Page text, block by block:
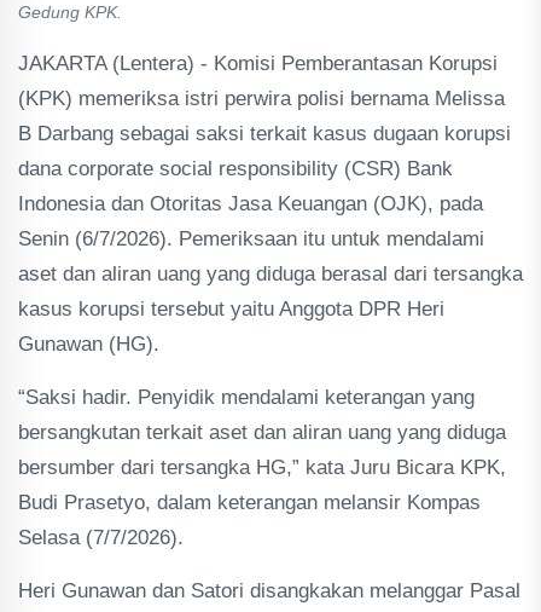
Gedung KPK.
JAKARTA (Lentera) - Komisi Pemberantasan Korupsi
(KPK) memeriksa istri perwira polisi bernama Melissa
B Darbang sebagai saksi terkait kasus dugaan korupsi
dana corporate social responsibility (CSR) Bank
Indonesia dan Otoritas Jasa Keuangan (OJK), pada
Senin (6/7/2026). Pemeriksaan itu untuk mendalami
aset dan aliran uang yang diduga berasal dari tersangka
kasus korupsi tersebut yaitu Anggota DPR Heri
Gunawan (HG).
“Saksi hadir. Penyidik mendalami keterangan yang
bersangkutan terkait aset dan aliran uang yang diduga
bersumber dari tersangka HG,” kata Juru Bicara KPK,
Budi Prasetyo, dalam keterangan melansir Kompas
Selasa (7/7/2026).
Heri Gunawan dan Satori disangkakan melanggar Pasal